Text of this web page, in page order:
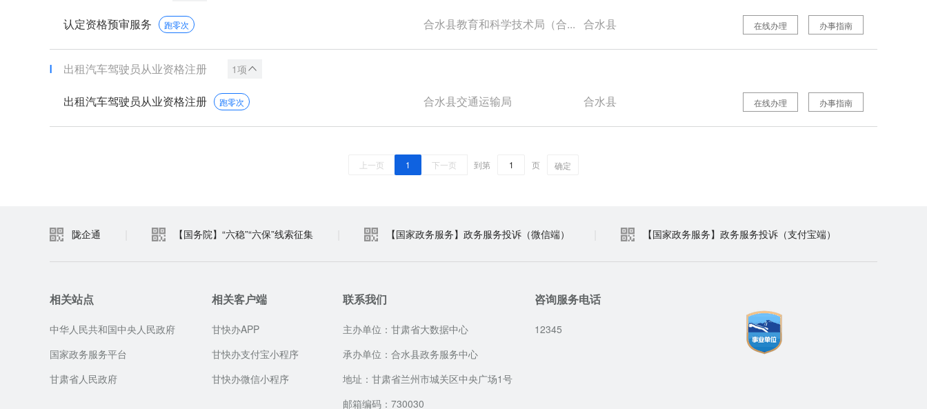
认定资格预审服务 跑零次 合水县教育和科学技术局（合... 合水县 办事指南
在线办理
出租汽车驾驶员从业资格注册 1项
出租汽车驾驶员从业资格注册 跑零次 合水县交通运输局 合水县 办事指南
在线办理
上一页 1 下一页 到第 页 确定
陇企通 【国务院】“六稳”“六保”线索征集 【国家政务服务】政务服务投诉（微信端） 【国家政务服务】政务服务投诉（支付宝端）
相关站点
中华人民共和国中央人民政府
国家政务服务平台
甘肃省人民政府
相关客户端
甘快办APP
甘快办支付宝小程序
甘快办微信小程序
联系我们
主办单位：甘肃省大数据中心
承办单位：合水县政务服务中心
地址：甘肃省兰州市城关区中央广场1号
邮箱编码：730030
咨询服务电话
12345